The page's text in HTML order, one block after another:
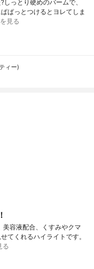
っとり硬めのバームで、
ぱっとつけるとヨレてしま
見る
ィー)
美容液配合、くすみやクマ
てくれるハイライトです。
る